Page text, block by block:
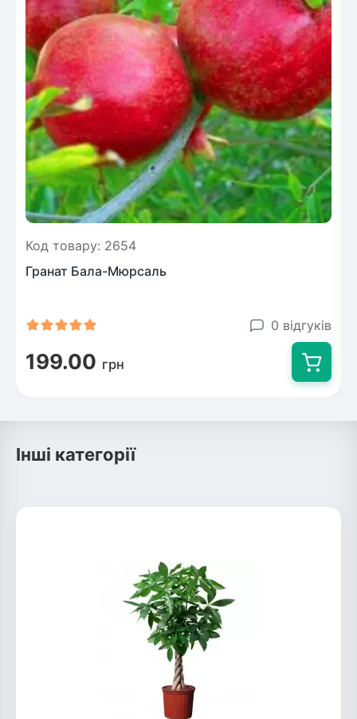
Код товару: 2654
Гранат Бала-Мюрсаль
0 відгуків
199.00 грн
Інші категорії